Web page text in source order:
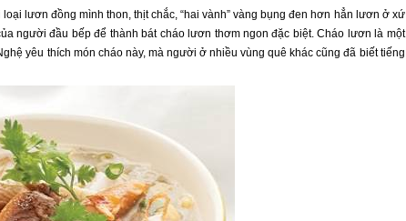
lươn đồng mình thon, thịt chắc, “hai vành” vàng bụng đen hơn hẳn lươn ở xứ
người đầu bếp để thành bát cháo lươn thơm ngon đặc biệt. Cháo lươn là một
yêu thích món cháo này, mà người ở nhiều vùng quê khác cũng đã biết tiếng